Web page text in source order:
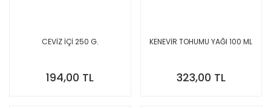
CEVİZ İÇİ 250 G.
194,00 TL
KENEVİR TOHUMU YAĞI 100 ML
323,00 TL